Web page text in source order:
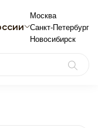
Москва
Санкт-Петербург
Новосибирск